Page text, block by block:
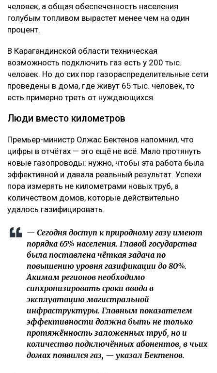
человек, а общая обеспеченность населения
голубым топливом вырастет менее чем на один
процент.
В Карагандинской области техническая
возможность подключить газ есть у 200 тыс.
человек. Но до сих пор газораспределительные сети
проведены в дома, где живут 65 тыс. человек, то
есть примерно треть от нуждающихся.
Люди вместо километров
Премьер-министр Олжас Бектенов напомнил, что
цифры в отчётах — это ещё не всё. Мало протянуть
новые газопроводы: нужно, чтобы эта работа была
эффективной и давала реальный результат. Успехи
пора измерять не километрами новых труб, а
количеством домов, которые действительно
удалось газифицировать.
— Сегодня доступ к природному газу имеют
порядка 65% населения. Главой государства
была поставлена чёткая задача по
повышению уровня газификации до 80%.
Акимам регионов необходимо
синхронизировать сроки ввода в
эксплуатацию магистральной
инфраструктуры. Главным показателем
эффективности должна быть не только
протяжённость заложенных труб, но и
количество подключённых абонентов, в чьих
домах появился газ, — указал Бектенов.